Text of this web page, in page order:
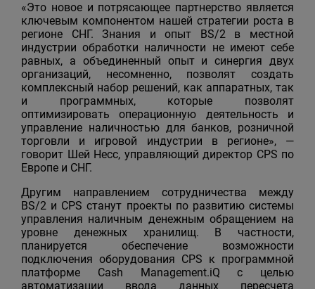
«Это новое и потрясающее партнерство является
ключевым компонентом нашей стратегии роста в
регионе СНГ. Знания и опыт BS/2 в местной
индустрии обработки наличности не имеют себе
равных, а объединенный опыт и синергия двух
организаций, несомненно, позволят создать
комплексный набор решений, как аппаратных, так
и программных, которые позволят
оптимизировать операционную деятельность и
управление наличностью для банков, розничной
торговли и игровой индустрии в регионе», —
говорит Шей Несс, управляющий директор CPS по
Европе и СНГ.
Другим направлением сотрудничества между
BS/2 и CPS станут проекты по развитию системы
управления наличным денежным обращением на
уровне денежных хранилищ. В частности,
планируется обеспечение возможности
подключения оборудования CPS к программной
платформе Cash Management.iQ с целью
автоматизации ввода данных пересчета